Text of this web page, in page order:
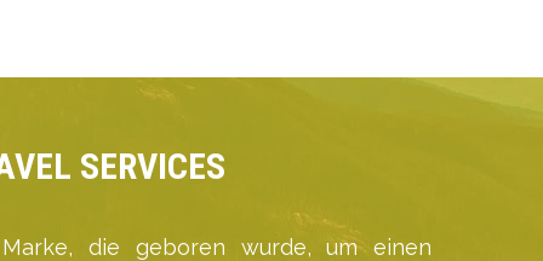
SERVICES
die geboren wurde, um einen